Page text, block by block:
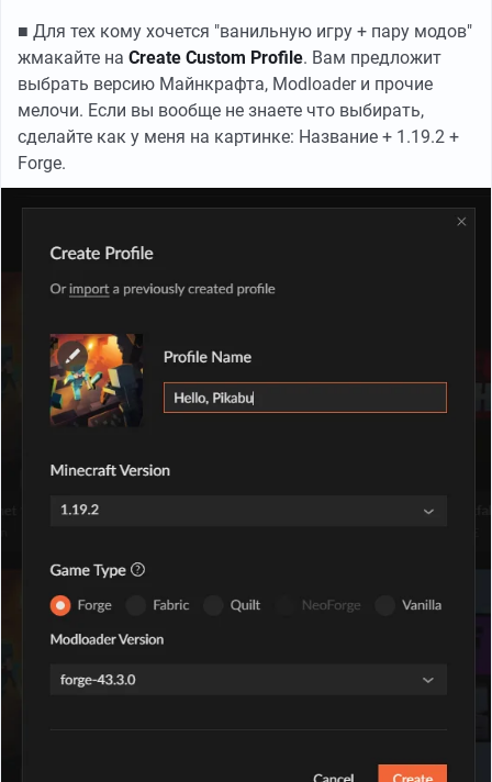
■ Для тех кому хочется "ванильную игру + пару модов"
жмакайте на Create Custom Profile. Вам предложит
выбрать версию Майнкрафта, Modloader и прочие
мелочи. Если вы вообще не знаете что выбирать,
сделайте как у меня на картинке: Название + 1.19.2 +
Forge.